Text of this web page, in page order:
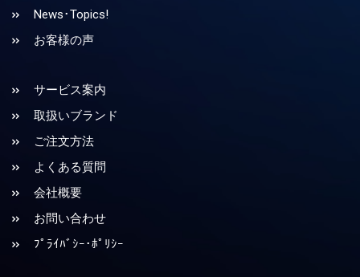
News･Topics!
お客様の声
サービス案内
取扱いブランド
ご注文方法
よくある質問
会社概要
お問い合わせ
ﾌﾟﾗｲﾊﾞｼｰ･ﾎﾟﾘｼｰ